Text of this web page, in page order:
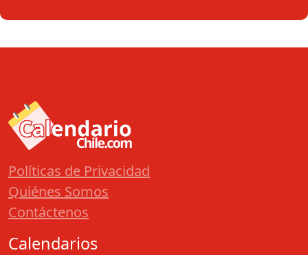
Políticas de Privacidad
Quiénes Somos
Contáctenos
Calendarios